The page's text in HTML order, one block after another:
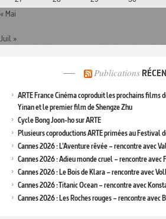
« Mai
Juil »
Publications
ARTE France Cinéma coproduit les prochains films
Yinan et le premier film de Shengze Zhu
Cycle Bong Joon-ho sur ARTE
Plusieurs coproductions ARTE primées au Festival
Cannes 2026 : L’Aventure rêvée – rencontre avec
Cannes 2026 : Adieu monde cruel – rencontre avec
Cannes 2026 : Le Bois de Klara – rencontre avec
Cannes 2026 : Titanic Ocean – rencontre avec
Cannes 2026 : Les Roches rouges – rencontre avec